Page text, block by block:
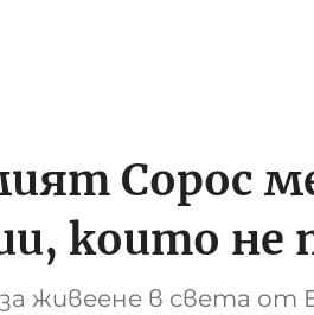
Сорос
които
живеене в света от